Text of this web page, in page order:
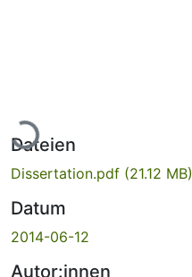
Lade...
Dateien
Dissertation.pdf (21.12 MB)
Datum
2014-06-12
Autor:innen